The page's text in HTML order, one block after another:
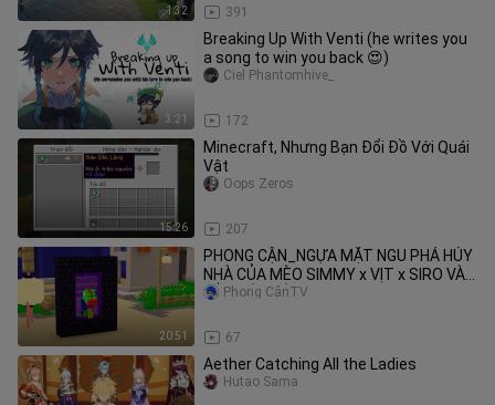
1:32 391
3:21
Breaking Up With Venti (he writes you
a song to win you back 😍)
172
Ciel Phantomhive_
15:26
Minecraft, Nhưng Bạn Đổi Đồ Với Quái
Vật
207
Oops Zeros
20:51
PHONG CẬN_NGỰA MẶT NGU PHÁ HỦY
NHÀ CỦA MÈO SIMMY x VỊT x SIRO VÀ
BẮT CÓC BÉ MƯA
67
Phong CậnTV
Aether Catching All the Ladies
Hutao Sama